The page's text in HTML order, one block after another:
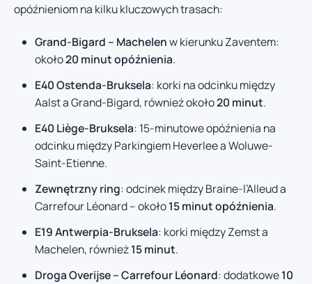
opóźnieniom na kilku kluczowych trasach:
Grand-Bigard – Machelenw kierunku Zaventem:
około20 minut opóźnienia.
E40 Ostenda-Bruksela: korki na odcinku między
Aalst a Grand-Bigard, również około20 minut.
E40 Liège-Bruksela: 15-minutowe opóźnienia na
odcinku między Parkingiem Heverlee a Woluwe-
Saint-Etienne.
Zewnętrzny ring: odcinek między Braine-l’Alleud a
Carrefour Léonard – około15 minut opóźnienia.
E19 Antwerpia-Bruksela: korki między Zemst a
Machelen, również15 minut.
Droga Overijse – Carrefour Léonard: dodatkowe10